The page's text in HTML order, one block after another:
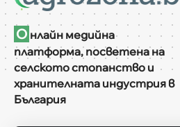
О нлайн медийна
платформа, посветена на
селското стопанство и
хранителната индустрия в
България